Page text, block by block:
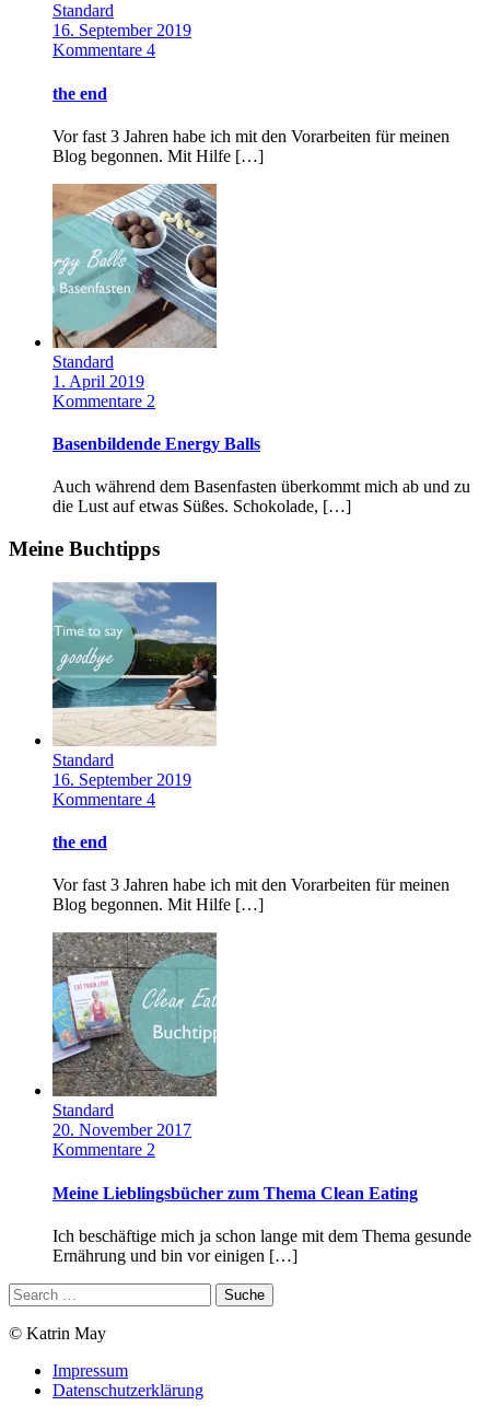
Standard
16. September 2019
Kommentare 4
the end
Vor fast 3 Jahren habe ich mit den Vorarbeiten für meinen
Blog begonnen. Mit Hilfe […]
Standard
1. April 2019
Kommentare 2
Basenbildende Energy Balls
Auch während dem Basenfasten überkommt mich ab und zu
die Lust auf etwas Süßes. Schokolade, […]
Meine Buchtipps
Standard
16. September 2019
Kommentare 4
the end
Vor fast 3 Jahren habe ich mit den Vorarbeiten für meinen
Blog begonnen. Mit Hilfe […]
Standard
20. November 2017
Kommentare 2
Meine Lieblingsbücher zum Thema Clean Eating
Ich beschäftige mich ja schon lange mit dem Thema gesunde
Ernährung und bin vor einigen […]
© Katrin May
Impressum
Datenschutzerklärung